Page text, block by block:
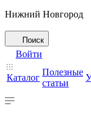
Нижний Новгород
Поиск
Войти
Каталог
Полезные
статьи